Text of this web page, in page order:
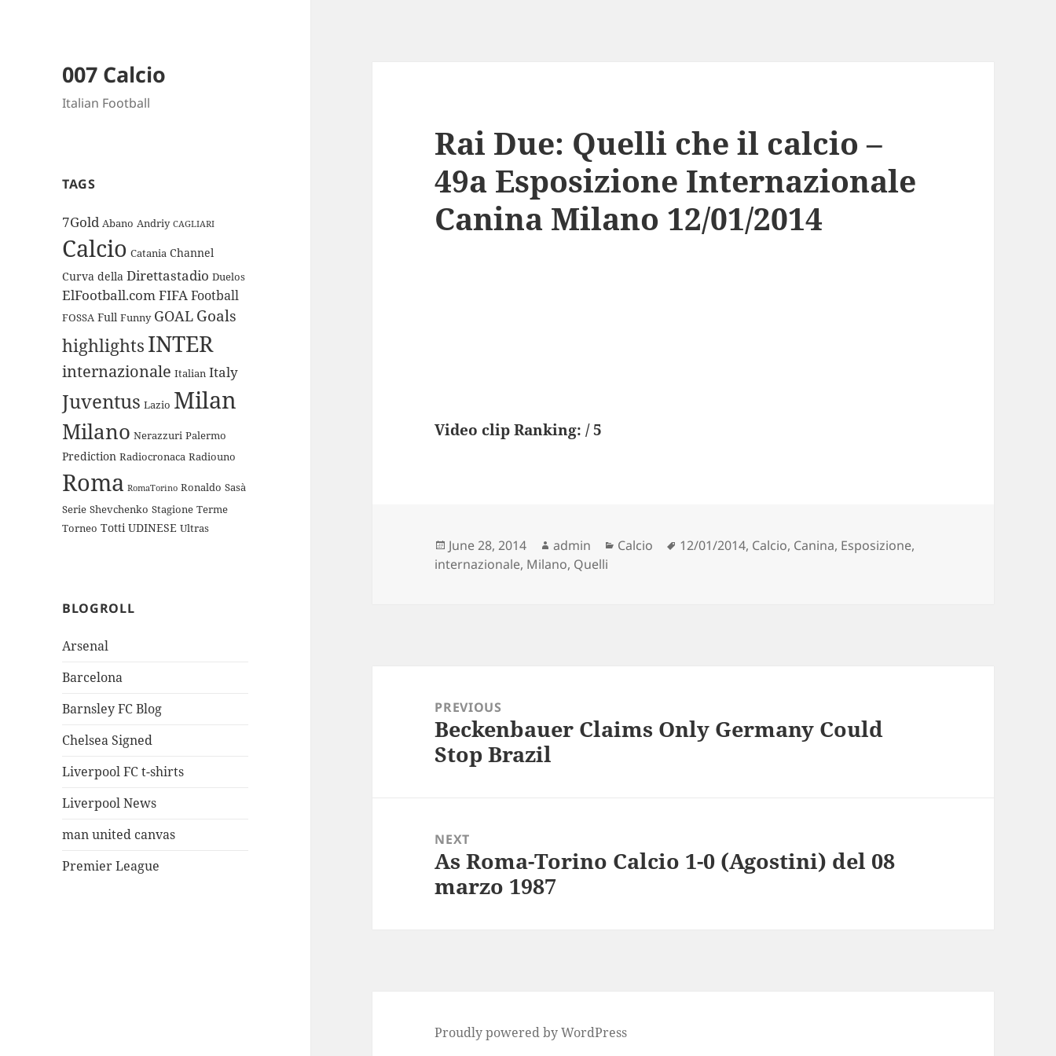
007 Calcio
Italian Football
TAGS
7Gold Abano Andriy CAGLIARI
Calcio Catania Channel
Curva della Direttastadio Duelos
ElFootball.comFIFAFootball
FOSSA Full Funny GOAL Goals
highlights INTER
internazionale Italian Italy
Juventus Lazio Milan
Milano Nerazzuri Palermo
Prediction Radiocronaca Radiouno
Roma RomaTorino Ronaldo Sasà
Serie Shevchenko Stagione Terme
Torneo Totti UDINESE Ultras
BLOGROLL
Arsenal
Barcelona
Barnsley FC Blog
Chelsea Signed
Liverpool FC t-shirts
Liverpool News
man united canvas
Premier League
Rai Due: Quelli che il calcio –
49a Esposizione Internazionale
Canina Milano 12/01/2014
Video clip Ranking: / 5
Posted
on
June 28, 2014 Author
admin Categories
Calcio Tags
12/01/2014, Calcio, Canina, Esposizione,
internazionale, Milano, Quelli
navigationPREVIOUS
Previous
post:
Beckenbauer Claims Only Germany Could
Stop Brazil
NEXT
Next
post:
As Roma-Torino Calcio 1-0 (Agostini) del 08
marzo 1987
Proudly powered by WordPress